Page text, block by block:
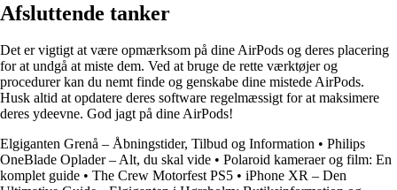
Afsluttende tanker
Det er vigtigt at være opmærksom på dine AirPods og deres placering
for at undgå at miste dem. Ved at bruge de rette værktøjer og
procedurer kan du nemt finde og genskabe dine mistede AirPods.
Husk altid at opdatere deres software regelmæssigt for at maksimere
deres ydeevne. God jagt på dine AirPods!
Elgiganten Grenå – Åbningstider, Tilbud og Information • Philips
OneBlade Oplader – Alt, du skal vide • Polaroid kameraer og film: En
komplet guide • The Crew Motorfest PS5 • iPhone XR – Den